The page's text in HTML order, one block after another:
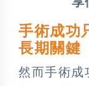
手術成功
長期關鍵
然而手術成